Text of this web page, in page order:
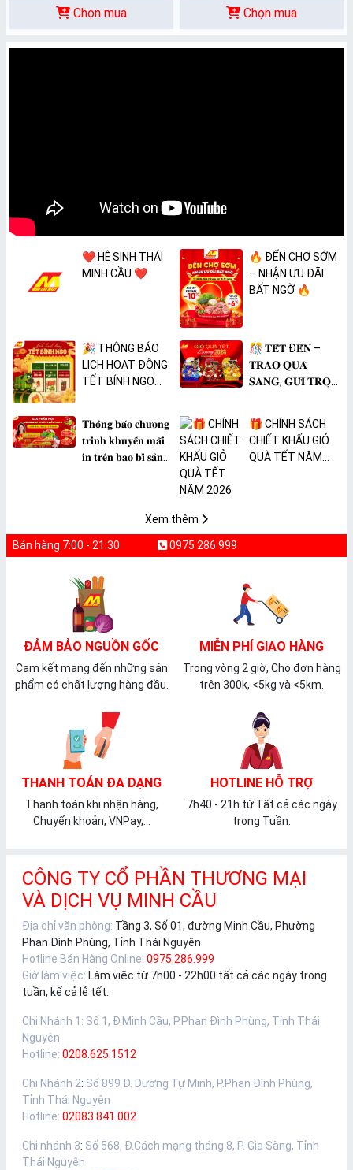
Chọn mua Chọn mua
❤️ HỆ SINH THÁI
MINH CẦU ❤️
🔥 ĐẾN CHỢ SỚM
– NHẬN ƯU ĐÃI
BẤT NGỜ 🔥
🎉 THÔNG BÁO
LỊCH HOẠT ĐỘNG
TẾT BÍNH NGỌ
🎊 𝐓𝐄̂́𝐓 Đ𝐄̂́𝐍 –
𝐓𝐑𝐀𝐎 𝐐𝐔𝐀̀
𝐒𝐀𝐍𝐆, 𝐆𝐔̛̉𝐈 𝐓𝐑𝐎̣𝐍
𝐓𝐡𝐨̂𝐧𝐠 𝐛𝐚́𝐨 𝐜𝐡𝐮̛𝐨̛𝐧𝐠
𝐭𝐫𝐢̀𝐧𝐡 𝐤𝐡𝐮𝐲𝐞̂́𝐧 𝐦𝐚̃𝐢
𝐢𝐧 𝐭𝐫𝐞̂𝐧 𝐛𝐚𝐨 𝐛𝐢̀ 𝐬𝐚̉𝐧
🎁 CHÍNH SÁCH
CHIẾT KHẤU GIỎ
QUÀ TẾT NĂM
Xem thêm
Bán hàng 7:00 - 21:30 0975 286 999
ĐẢM BẢO NGUỒN GỐC
Cam kết mang đến những sản
phẩm có chất lượng hàng đầu.
MIỄN PHÍ GIAO HÀNG
Trong vòng 2 giờ, Cho đơn hàng
trên 300k, <5kg và <5km.
THANH TOÁN ĐA DẠNG
Thanh toán khi nhận hàng,
Chuyển khoản, VNPay,...
HOTLINE HỖ TRỢ
7h40 - 21h từ Tất cả các ngày
trong Tuần.
CÔNG TY CỔ PHẦN THƯƠNG MẠI
VÀ DỊCH VỤ MINH CẦU
Địa chỉ văn phòng: Tầng 3, Số 01, đường Minh Cầu, Phường
Phan Đình Phùng, Tỉnh Thái Nguyên
Hotline Bán Hàng Online: 0975.286.999
Giờ làm việc: Làm việc từ 7h00 - 22h00 tất cả các ngày trong
tuần, kể cả lễ tết.
Chi Nhánh 1 : Số 1, Đ.Minh Cầu, P.Phan Đình Phùng, Tỉnh Thái
Nguyên
Hotline: 0208.625.1512
Chi Nhánh 2: Số 899 Đ. Dương Tự Minh, P.Phan Đình Phùng,
Tỉnh Thái Nguyên
Hotline: 02083.841.002
Chi nhánh 3: Số 568, Đ.Cách mạng tháng 8, P. Gia Sàng, Tỉnh
Thái Nguyên